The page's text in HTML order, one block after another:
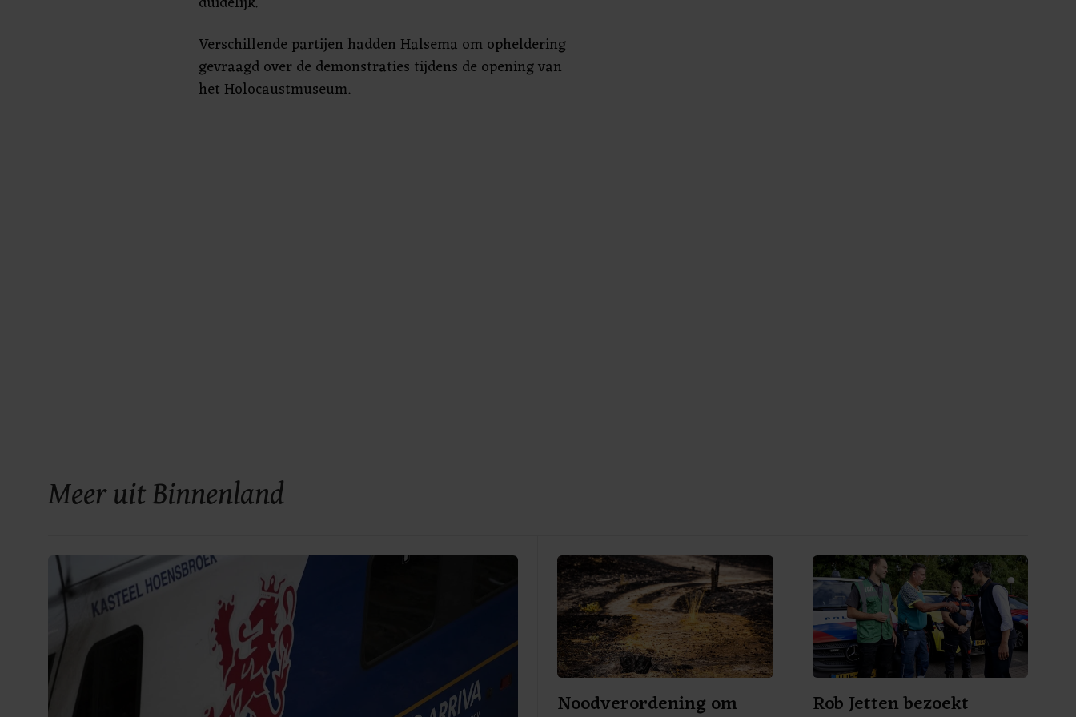
Verschillende partijen hadden Halsema om opheldering
gevraagd over de demonstraties tijdens de opening van
het Holocaustmuseum.
Meer uit Binnenland
Noodverordening om Rob Jetten bezoekt